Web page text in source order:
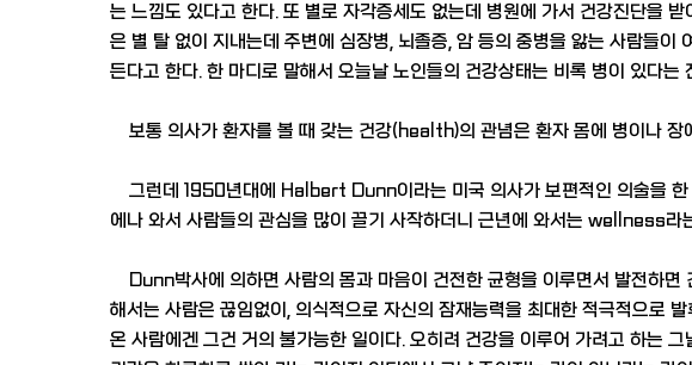
는 느낌도 있다고 한다. 또 별로 자각증세도 없는데 병원에 가서 건강진단을
은 별 탈 없이 지내는데 주변에 심장병, 뇌졸증, 암 등의 중병을 앓는 사람들
든다고 한다. 한 마디로 말해서 오늘날 노인들의 건강상태는 비록 병이 있다
보통 의사가 환자를 볼 때 갖는 건강(health)의 관념은 환자 몸에 병이나 장
그런데 1950년대에 Halbert Dunn이라는 미국 의사가 보편적인 의술을
에나 와서 사람들의 관심을 많이 끌기 사작하더니 근년에 와서는 wellness라
Dunn박사에 의하면 사람의 몸과 마음이 건전한 균형을 이루면서 발전하
해서는 사람은 끊임없이, 의식적으로 자신의 잠재능력을 최대한 적극적으로
온 사람에겐 그건 거의 불가능한 일이다. 오히려 건강을 이루어 가려고 하는